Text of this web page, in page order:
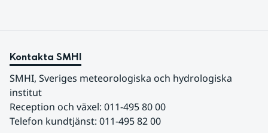
Kontakta SMHI
SMHI, Sveriges meteorologiska och hydrologiska
institut
Reception och växel: 011-495 80 00
Telefon kundtjänst: 011-495 82 00